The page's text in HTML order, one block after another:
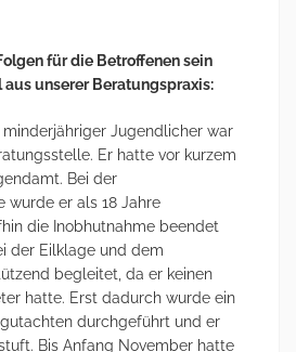
für die Betroffenen sein
aus unserer Beratungspraxis:
Jugendlicher war
Er hatte vor kurzem
Bei der
wurde er als 18 Jahre
die Inobhutnahme beendet
der Eilklage und dem
begleitet, da er keinen
hatte. Erst dadurch wurde ein
durchgeführt und er
Bis Anfang November hatte